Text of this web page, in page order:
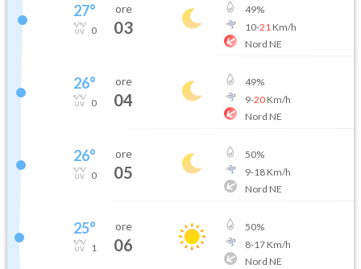
27°
0
ore
03
49%
10-21 Km/h
Nord NE
26°
0
ore
04
49%
9-20Km/h
Nord NE
26°
0
ore
05
50%
9-18Km/h
Nord NE
25°
1
ore
06
50%
8-17Km/h
Nord NE